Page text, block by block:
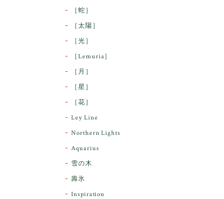
［蛇］
［太陽］
［光］
［Lemuria］
［月］
［星］
［花］
Ley Line
Northern Lights
Aquarius
雪の木
壽氷
Inspiration